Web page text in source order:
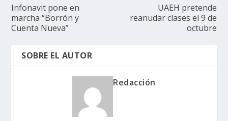
Infonavit pone en
marcha “Borrón y
Cuenta Nueva”
UAEH pretende
reanudar clases el 9 de
octubre
SOBRE EL AUTOR
Redacción